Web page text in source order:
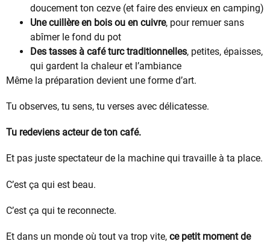
doucement ton cezve (et faire des envieux en camping)
Une cuillère en bois ou en cuivre, pour remuer sans
abîmer le fond du pot
Des tasses à café turc traditionnelles, petites, épaisses,
qui gardent la chaleur et l’ambiance
Même la préparation devient une forme d’art.
Tu observes, tu sens, tu verses avec délicatesse.
Tu redeviens acteur de ton café.
Et pas juste spectateur de la machine qui travaille à ta place.
C’est ça qui est beau.
C’est ça qui te reconnecte.
Et dans un monde où tout va trop vite, ce petit moment de